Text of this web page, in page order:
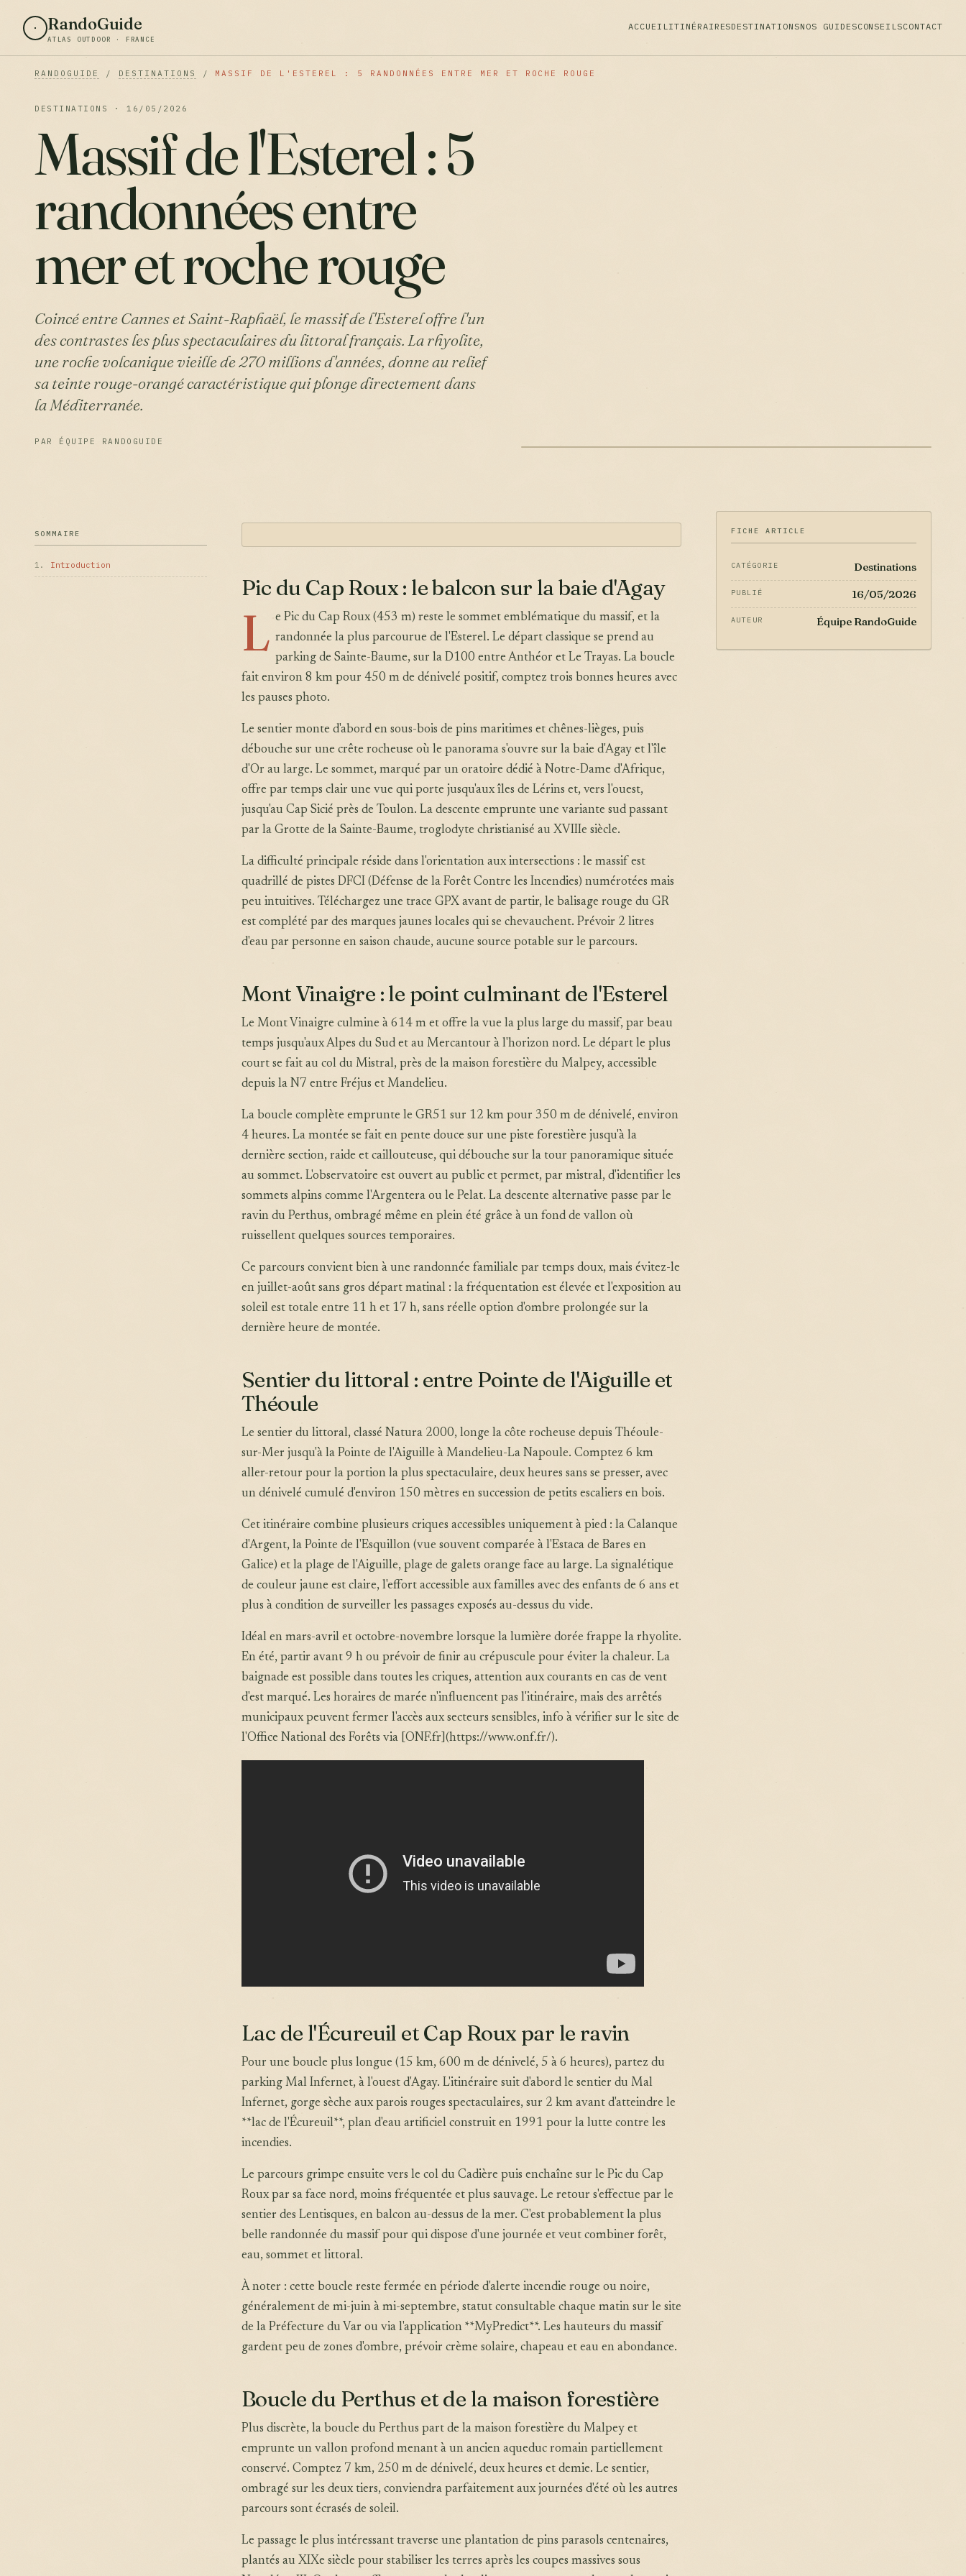
RandoGuide
ATLAS OUTDOOR · FRANCE
ACCUEILITINÉRAIRESDESTINATIONSNOS GUIDESCONSEILSCONTACT
RANDOGUIDE / DESTINATIONS / MASSIF DE L'ESTEREL : 5 RANDONNÉES ENTRE MER ET ROCHE ROUGE
DESTINATIONS · 16/05/2026
Massif de l'Esterel : 5
randonnées entre
mer et roche rouge
Coincé entre Cannes et Saint-Raphaël, le massif de l'Esterel offre l'un
des contrastes les plus spectaculaires du littoral français. La rhyolite,
une roche volcanique vieille de 270 millions d'années, donne au relief
sa teinte rouge-orangé caractéristique qui plonge directement dans
la Méditerranée.
PAR ÉQUIPE RANDOGUIDE
SOMMAIRE
1. Introduction
Pic du Cap Roux : le balcon sur la baie d'Agay
L e Pic du Cap Roux (453 m) reste le sommet emblématique du massif, et la
randonnée la plus parcourue de l'Esterel. Le départ classique se prend au
parking de Sainte-Baume, sur la D100 entre Anthéor et Le Trayas. La boucle
fait environ 8 km pour 450 m de dénivelé positif, comptez trois bonnes heures avec
les pauses photo.
Le sentier monte d'abord en sous-bois de pins maritimes et chênes-lièges, puis
débouche sur une crête rocheuse où le panorama s'ouvre sur la baie d'Agay et l'île
d'Or au large. Le sommet, marqué par un oratoire dédié à Notre-Dame d'Afrique,
offre par temps clair une vue qui porte jusqu'aux îles de Lérins et, vers l'ouest,
jusqu'au Cap Sicié près de Toulon. La descente emprunte une variante sud passant
par la Grotte de la Sainte-Baume, troglodyte christianisé au XVIIIe siècle.
La difficulté principale réside dans l'orientation aux intersections : le massif est
quadrillé de pistes DFCI (Défense de la Forêt Contre les Incendies) numérotées mais
peu intuitives. Téléchargez une trace GPX avant de partir, le balisage rouge du GR
est complété par des marques jaunes locales qui se chevauchent. Prévoir 2 litres
d'eau par personne en saison chaude, aucune source potable sur le parcours.
Mont Vinaigre : le point culminant de l'Esterel
Le Mont Vinaigre culmine à 614 m et offre la vue la plus large du massif, par beau
temps jusqu'aux Alpes du Sud et au Mercantour à l'horizon nord. Le départ le plus
court se fait au col du Mistral, près de la maison forestière du Malpey, accessible
depuis la N7 entre Fréjus et Mandelieu.
La boucle complète emprunte le GR51 sur 12 km pour 350 m de dénivelé, environ
4 heures. La montée se fait en pente douce sur une piste forestière jusqu'à la
dernière section, raide et caillouteuse, qui débouche sur la tour panoramique située
au sommet. L'observatoire est ouvert au public et permet, par mistral, d'identifier les
sommets alpins comme l'Argentera ou le Pelat. La descente alternative passe par le
ravin du Perthus, ombragé même en plein été grâce à un fond de vallon où
ruissellent quelques sources temporaires.
Ce parcours convient bien à une randonnée familiale par temps doux, mais évitez-le
en juillet-août sans gros départ matinal : la fréquentation est élevée et l'exposition au
soleil est totale entre 11 h et 17 h, sans réelle option d'ombre prolongée sur la
dernière heure de montée.
Sentier du littoral : entre Pointe de l'Aiguille et
Théoule
Le sentier du littoral, classé Natura 2000, longe la côte rocheuse depuis Théoule-
sur-Mer jusqu'à la Pointe de l'Aiguille à Mandelieu-La Napoule. Comptez 6 km
aller-retour pour la portion la plus spectaculaire, deux heures sans se presser, avec
un dénivelé cumulé d'environ 150 mètres en succession de petits escaliers en bois.
Cet itinéraire combine plusieurs criques accessibles uniquement à pied : la Calanque
d'Argent, la Pointe de l'Esquillon (vue souvent comparée à l'Estaca de Bares en
Galice) et la plage de l'Aiguille, plage de galets orange face au large. La signalétique
de couleur jaune est claire, l'effort accessible aux familles avec des enfants de 6 ans et
plus à condition de surveiller les passages exposés au-dessus du vide.
Idéal en mars-avril et octobre-novembre lorsque la lumière dorée frappe la rhyolite.
En été, partir avant 9 h ou prévoir de finir au crépuscule pour éviter la chaleur. La
baignade est possible dans toutes les criques, attention aux courants en cas de vent
d'est marqué. Les horaires de marée n'influencent pas l'itinéraire, mais des arrêtés
municipaux peuvent fermer l'accès aux secteurs sensibles, info à vérifier sur le site de
l'Office National des Forêts via [ONF.fr](https://www.onf.fr/).
Lac de l'Écureuil et Cap Roux par le ravin
Pour une boucle plus longue (15 km, 600 m de dénivelé, 5 à 6 heures), partez du
parking Mal Infernet, à l'ouest d'Agay. L'itinéraire suit d'abord le sentier du Mal
Infernet, gorge sèche aux parois rouges spectaculaires, sur 2 km avant d'atteindre le
**lac de l'Écureuil**, plan d'eau artificiel construit en 1991 pour la lutte contre les
incendies.
Le parcours grimpe ensuite vers le col du Cadière puis enchaîne sur le Pic du Cap
Roux par sa face nord, moins fréquentée et plus sauvage. Le retour s'effectue par le
sentier des Lentisques, en balcon au-dessus de la mer. C'est probablement la plus
belle randonnée du massif pour qui dispose d'une journée et veut combiner forêt,
eau, sommet et littoral.
À noter : cette boucle reste fermée en période d'alerte incendie rouge ou noire,
généralement de mi-juin à mi-septembre, statut consultable chaque matin sur le site
de la Préfecture du Var ou via l'application **MyPredict**. Les hauteurs du massif
gardent peu de zones d'ombre, prévoir crème solaire, chapeau et eau en abondance.
Boucle du Perthus et de la maison forestière
Plus discrète, la boucle du Perthus part de la maison forestière du Malpey et
emprunte un vallon profond menant à un ancien aqueduc romain partiellement
conservé. Comptez 7 km, 250 m de dénivelé, deux heures et demie. Le sentier,
ombragé sur les deux tiers, conviendra parfaitement aux journées d'été où les autres
parcours sont écrasés de soleil.
Le passage le plus intéressant traverse une plantation de pins parasols centenaires,
plantés au XIXe siècle pour stabiliser les terres après les coupes massives sous
FICHE ARTICLE
CATÉGORIE Destinations
PUBLIÉ 16/05/2026
AUTEUR Équipe RandoGuide